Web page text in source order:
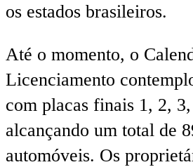
os estados brasileiros.
Até o momento, o
Licenciamento
com placas finais 1, 2,
alcançando um total de
automóveis. Os